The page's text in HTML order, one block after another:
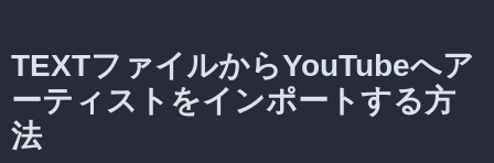
TEXTファイルからYouTubeへア
ーティストをインポートする方
法